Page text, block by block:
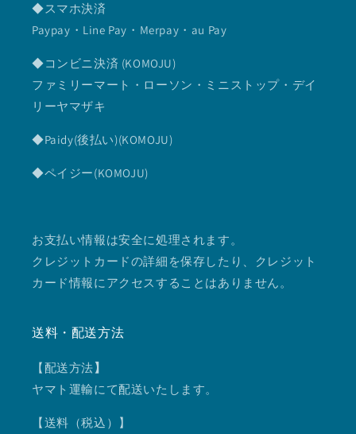
◆スマホ決済
Paypay・Line Pay・Merpay・au Pay
◆コンビニ決済 (KOMOJU)
ファミリーマート・ローソン・ミニストップ・デイ
リーヤマザキ
◆Paidy(後払い)(KOMOJU)
◆ペイジー(KOMOJU)
お支払い情報は安全に処理されます。
クレジットカードの詳細を保存したり、クレジット
カード情報にアクセスすることはありません。
送料・配送方法
【配送方法】
ヤマト運輸にて配送いたします。
【送料（税込）】